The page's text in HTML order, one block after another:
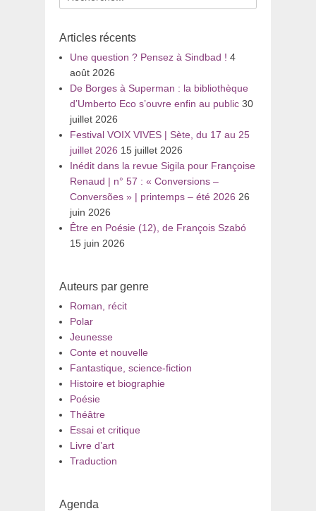
pour
Articles récents
Une question ? Pensez à Sindbad ! 4
août 2026
De Borges à Superman : la bibliothèque
d’Umberto Eco s’ouvre enfin au public 30
juillet 2026
Festival VOIX VIVES | Sète, du 17 au 25
juillet 2026 15 juillet 2026
Inédit dans la revue Sigila pour Françoise
Renaud | n° 57 : « Conversions –
Conversões » | printemps – été 2026 26
juin 2026
Être en Poésie (12), de François Szabó
15 juin 2026
Auteurs par genre
Roman, récit
Polar
Jeunesse
Conte et nouvelle
Fantastique, science-fiction
Histoire et biographie
Poésie
Théâtre
Essai et critique
Livre d’art
Traduction
Agenda